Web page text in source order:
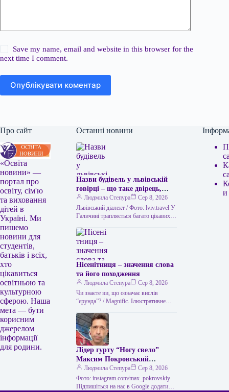
Save my name, email and website in this browser for the
next time I comment.
Опублікувати коментар
Про сайт
«Освіта
новини» —
портал про
освіту, сім'ю
та виховання
дітей в
Україні. Ми
пишемо
новини для
студентів,
батьків і всіх,
хто
цікавиться
освітньою та
культурною
сферою. Наша
мета — бути
корисним
джерелом
інформації
для родини.
Останні новини
Назви будівель у львівській
говірці – що таке двірець,
креденс, кнайпа
Людмила Степура
Сер 8, 2026
Львівський діалект / Фото: lviv.travel У
Галичині трапляється багато цікавих
навіть досвідченого мандрівника. Тож
не дивно,…
Нісенітниця – значення слова
та його походження
Людмила Степура
Сер 8, 2026
Чи знаєте ви, що означає вислів
“єрунда”? / Magnific. Ілюстративне
виявляється цікавішою за його
пряме…
Лідер гурту “Ногу свело”
Максим Покровський
розповів про причини свого
візиту до України.
Людмила Степура
Сер 8, 2026
Фото: instagram.com/max_pokrovskiy
Підпишіться на нас в Google додати
и